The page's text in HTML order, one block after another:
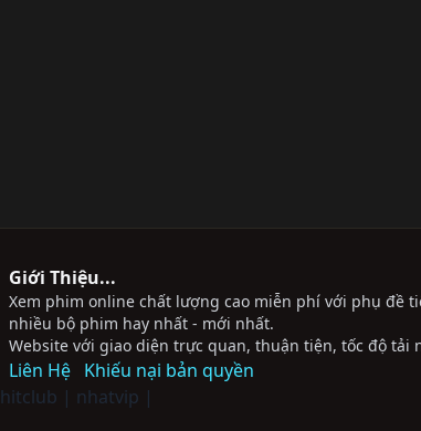
Giới Thiệu...
Xem phim online chất lượng cao miễn phí với phụ đề
nhiều bộ phim hay nhất - mới nhất.
Website với giao diện trực quan, thuận tiện, tốc độ
Liên Hệ Khiếu nại bản quyền
hitclub | nhatvip |